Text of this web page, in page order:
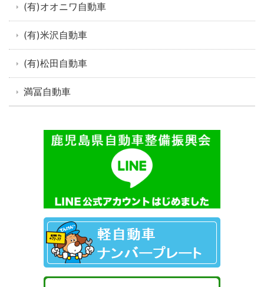
(有)オオニワ自動車
(有)米沢自動車
(有)松田自動車
満冨自動車